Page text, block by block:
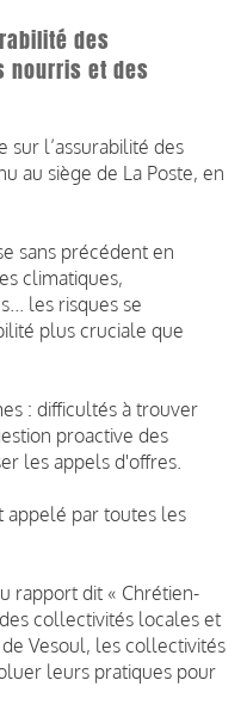
des
nourris et des
sur l’assurabilité des
au siège de La Poste, en
sans précédent en
climatiques,
les risques se
plus cruciale que
: difficultés à trouver
proactive des
les appels d'offres.
appelé par toutes les
rapport dit « Chrétien-
collectivités locales et
Vesoul, les collectivités
leurs pratiques pour